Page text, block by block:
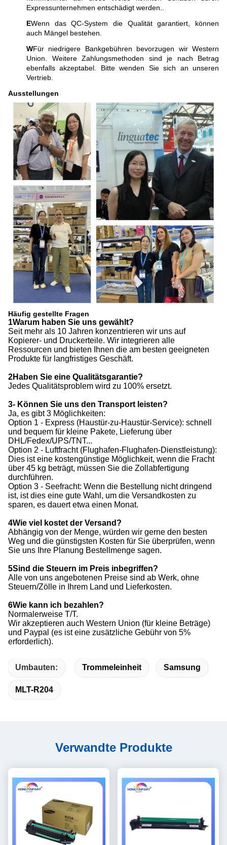
Expressunternehmen entschädigt werden..
EWenn das QC-System die Qualität garantiert, können
auch Mängel bestehen.
WFür niedrigere Bankgebühren bevorzugen wir Western
Union. Weitere Zahlungsmethoden sind je nach Betrag
ebenfalls akzeptabel. Bitte wenden Sie sich an unseren
Vertrieb.
Ausstellungen
Häufig gestellte Fragen
1Warum haben Sie uns gewählt?
Seit mehr als 10 Jahren konzentrieren wir uns auf
Kopierer- und Druckerteile. Wir integrieren alle
Ressourcen und bieten Ihnen die am besten geeigneten
Produkte für langfristiges Geschäft.
2Haben Sie eine Qualitätsgarantie?
Jedes Qualitätsproblem wird zu 100% ersetzt.
3- Können Sie uns den Transport leisten?
Ja, es gibt 3 Möglichkeiten:
Option 1 - Express (Haustür-zu-Haustür-Service): schnell
und bequem für kleine Pakete, Lieferung über
DHL/Fedex/UPS/TNT...
Option 2 - Luftfracht (Flughafen-Flughafen-Dienstleistung):
Dies ist eine kostengünstige Möglichkeit, wenn die Fracht
über 45 kg beträgt, müssen Sie die Zollabfertigung
durchführen.
Option 3 - Seefracht: Wenn die Bestellung nicht dringend
ist, ist dies eine gute Wahl, um die Versandkosten zu
sparen, es dauert etwa einen Monat.
4Wie viel kostet der Versand?
Abhängig von der Menge, würden wir gerne den besten
Weg und die günstigsten Kosten für Sie überprüfen, wenn
Sie uns Ihre Planung Bestellmenge sagen.
5Sind die Steuern im Preis inbegriffen?
Alle von uns angebotenen Preise sind ab Werk, ohne
Steuern/Zölle in Ihrem Land und Lieferkosten.
6Wie kann ich bezahlen?
Normalerweise T/T.
Wir akzeptieren auch Western Union (für kleine Beträge)
und Paypal (es ist eine zusätzliche Gebühr von 5%
erforderlich).
Umbauten: Trommeleinheit Samsung
MLT-R204
Verwandte Produkte